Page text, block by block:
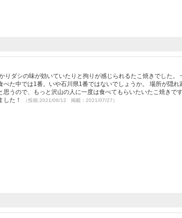
ダシの味が効いていたりと拘りが感じられるたこ焼きでした。
た中では1番。いや石川県1番ではないでしょうか。 場所が隠れ
うので、もっと沢山の人に一度は食べてもらいたいたこ焼きで
した！
（投稿:2021/06/12 掲載：2021/07/27）